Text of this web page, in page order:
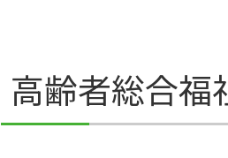
高齢者総合福